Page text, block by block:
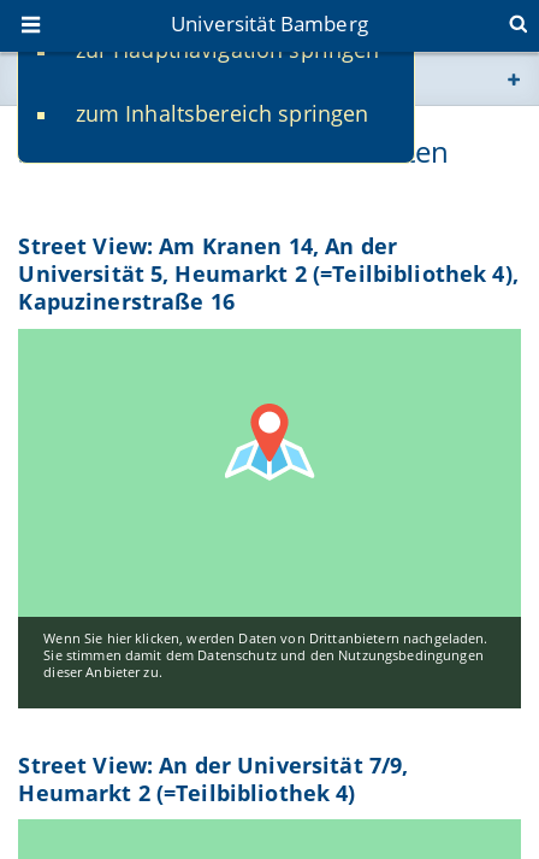
zur Hauptnavigation springen
zum Inhaltsbereich springen
Universität Bamberg
www.uni-bamberg.de
fis.uni-bamberg.de
Street View/360-Grad-Ansichten
Street View: Am Kranen 14, An der
Universität 5, Heumarkt 2 (=Teilbibliothek 4),
Kapuzinerstraße 16
Wenn Sie hier klicken, werden Daten von Drittanbietern nachgeladen.
Sie stimmen damit dem Datenschutz und den Nutzungsbedingungen
dieser Anbieter zu.
Street View: An der Universität 7/9,
Heumarkt 2 (=Teilbibliothek 4)